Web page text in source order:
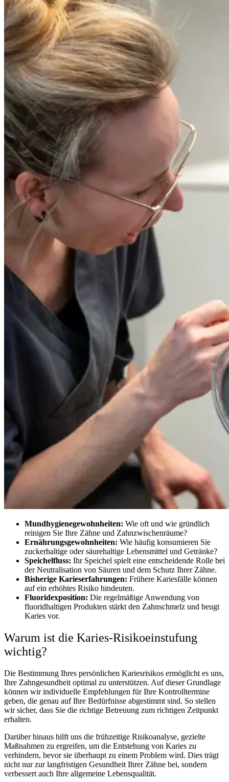
Mundhygienegewohnheiten: Wie oft und wie gründlich
reinigen Sie Ihre Zähne und Zahnzwischenräume?
Ernährungsgewohnheiten: Wie häufig konsumieren Sie
zuckerhaltige oder säurehaltige Lebensmittel und Getränke?
Speichelfluss: Ihr Speichel spielt eine entscheidende Rolle bei
der Neutralisation von Säuren und dem Schutz Ihrer Zähne.
Bisherige Karieserfahrungen: Frühere Kariesfälle können
auf ein erhöhtes Risiko hindeuten.
Fluoridexposition: Die regelmäßige Anwendung von
fluoridhaltigen Produkten stärkt den Zahnschmelz und beugt
Karies vor.
Warum ist die Karies-Risikoeinstufung
wichtig?
Die Bestimmung Ihres persönlichen Kariesrisikos ermöglicht es uns,
Ihre Zahngesundheit optimal zu unterstützen. Auf dieser Grundlage
können wir individuelle Empfehlungen für Ihre Kontrolltermine
geben, die genau auf Ihre Bedürfnisse abgestimmt sind. So stellen
wir sicher, dass Sie die richtige Betreuung zum richtigen Zeitpunkt
erhalten.
Darüber hinaus hilft uns die frühzeitige Risikoanalyse, gezielte
Maßnahmen zu ergreifen, um die Entstehung von Karies zu
verhindern, bevor sie überhaupt zu einem Problem wird. Dies trägt
nicht nur zur langfristigen Gesundheit Ihrer Zähne bei, sondern
verbessert auch Ihre allgemeine Lebensqualität.